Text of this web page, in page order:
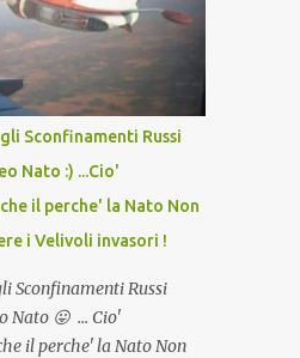
Qualcuno a suo
Vaccino come: l' Amaro
Ghiacciato, ma
a Temperatura
l'articolo per NON
Sconfinamenti Russi
Nato :) ...Cio'
il perche' la Nato Non
i Velivoli invasori !
Sconfinamenti Russi
Nato 😛 ... Cio'
il perche' la Nato Non